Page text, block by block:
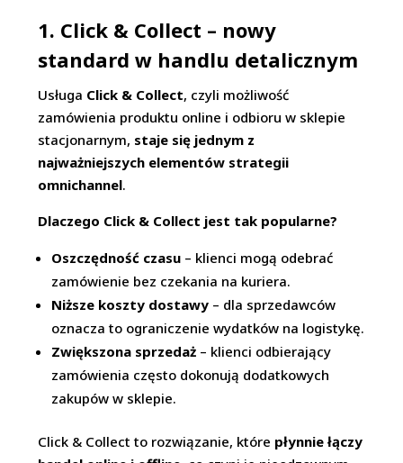
1. Click & Collect – nowy
standard w handlu detalicznym
Usługa Click & Collect, czyli możliwość
zamówienia produktu online i odbioru w sklepie
stacjonarnym, staje się jednym z
najważniejszych elementów strategii
omnichannel.
Dlaczego Click & Collect jest tak popularne?
Oszczędność czasu – klienci mogą odebrać
zamówienie bez czekania na kuriera.
Niższe koszty dostawy – dla sprzedawców
oznacza to ograniczenie wydatków na logistykę.
Zwiększona sprzedaż – klienci odbierający
zamówienia często dokonują dodatkowych
zakupów w sklepie.
Click & Collect to rozwiązanie, które płynnie łączy